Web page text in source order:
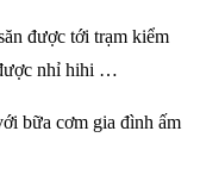
được tới trạm kiểm
được nhỉ hihi …
bữa cơm gia đình ấm